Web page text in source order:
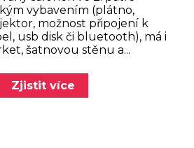
vybavením (plátno,
možnost připojení k
usb disk či bluetooth), má i
šatnovou stěnu a...
Zjistit více